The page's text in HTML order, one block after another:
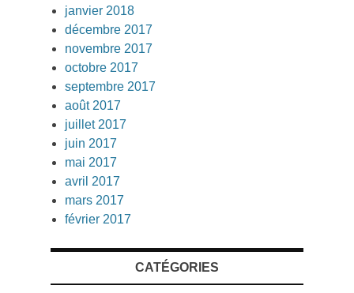
janvier 2018
décembre 2017
novembre 2017
octobre 2017
septembre 2017
août 2017
juillet 2017
juin 2017
mai 2017
avril 2017
mars 2017
février 2017
CATÉGORIES